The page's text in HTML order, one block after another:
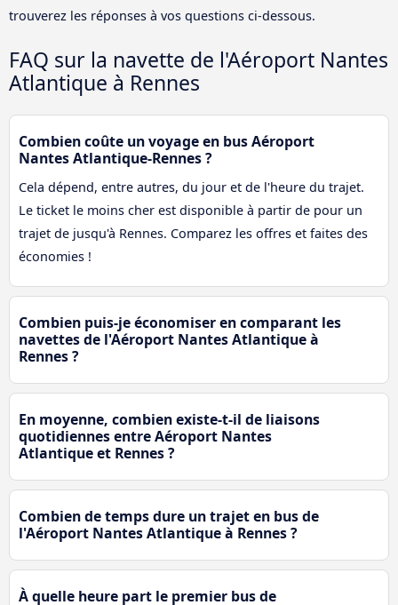
trouverez les réponses à vos questions ci-dessous.
FAQ sur la navette de l'Aéroport Nantes
Atlantique à Rennes
Combien coûte un voyage en bus Aéroport
Nantes Atlantique-Rennes ?
Cela dépend, entre autres, du jour et de l'heure du trajet.
Le ticket le moins cher est disponible à partir de pour un
trajet de jusqu'à Rennes. Comparez les offres et faites des
économies !
Combien puis-je économiser en comparant les
navettes de l'Aéroport Nantes Atlantique à
Rennes ?
En moyenne, combien existe-t-il de liaisons
quotidiennes entre Aéroport Nantes
Atlantique et Rennes ?
Combien de temps dure un trajet en bus de
l'Aéroport Nantes Atlantique à Rennes ?
À quelle heure part le premier bus de